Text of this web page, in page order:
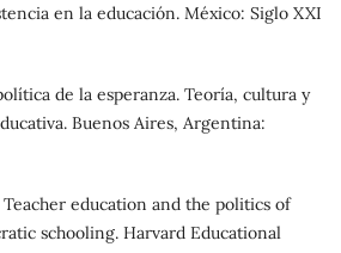
en la educación. México: Siglo XXI
de la esperanza. Teoría, cultura y
Buenos Aires, Argentina:
Teacher education and the politics of
schooling. Harvard Educational